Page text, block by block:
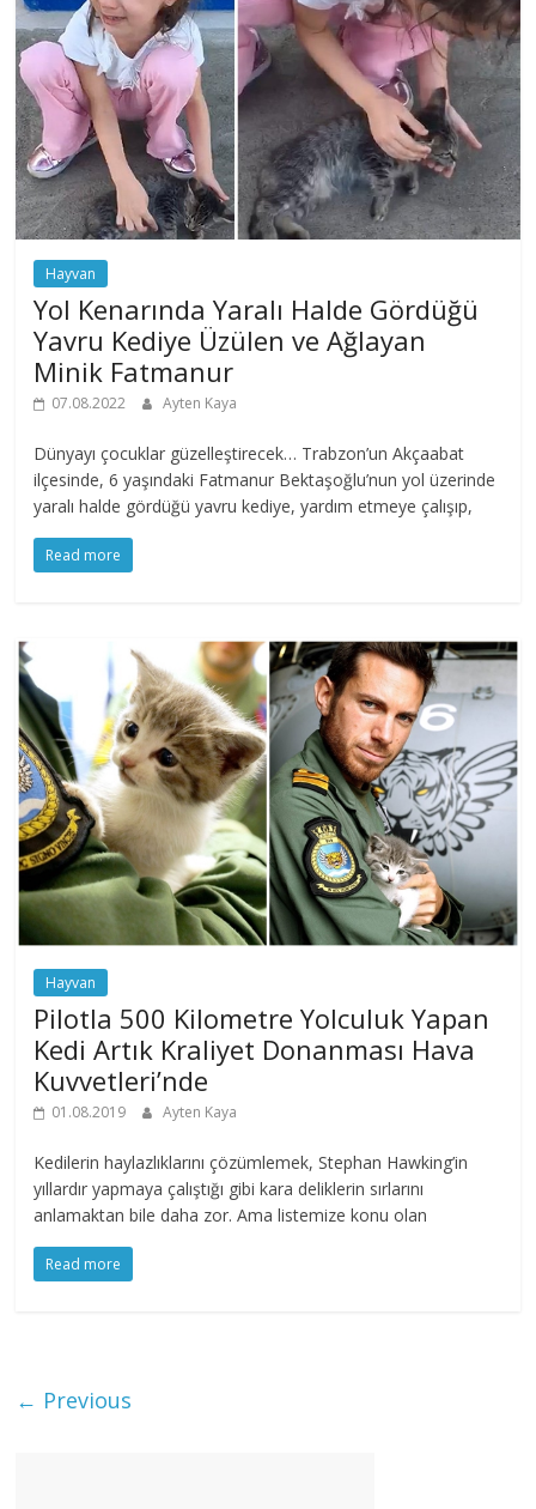
Hayvan
Yol Kenarında Yaralı Halde Gördüğü
Yavru Kediye Üzülen ve Ağlayan
Minik Fatmanur
07.08.2022 Ayten Kaya
Dünyayı çocuklar güzelleştirecek… Trabzon’un Akçaabat
ilçesinde, 6 yaşındaki Fatmanur Bektaşoğlu’nun yol üzerinde
yaralı halde gördüğü yavru kediye, yardım etmeye çalışıp,
Read more
Hayvan
Pilotla 500 Kilometre Yolculuk Yapan
Kedi Artık Kraliyet Donanması Hava
Kuvvetleri’nde
01.08.2019 Ayten Kaya
Kedilerin haylazlıklarını çözümlemek, Stephan Hawking’in
yıllardır yapmaya çalıştığı gibi kara deliklerin sırlarını
anlamaktan bile daha zor. Ama listemize konu olan
Read more
← Previous